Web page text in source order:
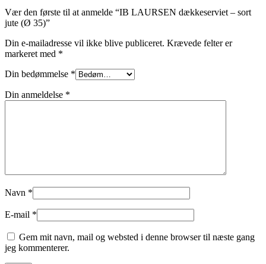
Vær den første til at anmelde “IB LAURSEN dækkeserviet – sort
jute (Ø 35)”
Din e-mailadresse vil ikke blive publiceret. Krævede felter er
markeret med *
Din bedømmelse *
Din anmeldelse *
Navn *
E-mail *
Gem mit navn, mail og websted i denne browser til næste gang
jeg kommenterer.